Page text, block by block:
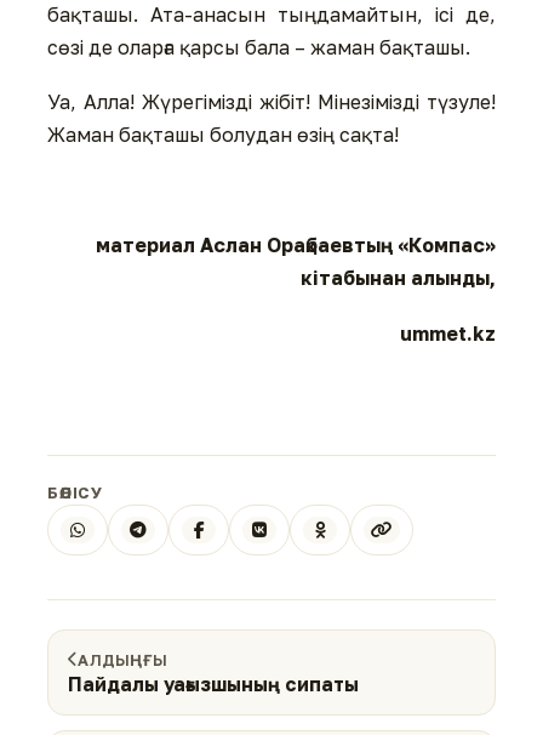
бақташы. Ата-анасын тыңдамайтын, ісі де,
сөзі де оларға қарсы бала – жаман бақташы.
Уа, Алла! Жүрегімізді жібіт! Мінезімізді түзуле!
Жаман бақташы болудан өзің сақта!
материал Аслан Орақбаевтың «Компас»
кітабынан алынды,
ummet.kz
БӨЛІСУ
АЛДЫҢҒЫ
Пайдалы уағызшының сипаты